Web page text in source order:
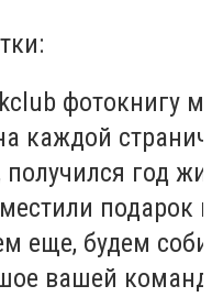
фотокнигу
каждой
год
подарок
еще, будем
вашей